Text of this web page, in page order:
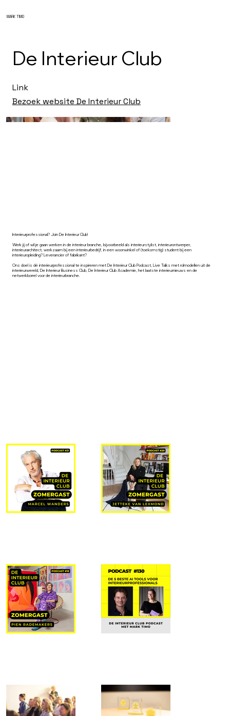
MARK TIMO
De Interieur Club
Link
Bezoek website De Interieur Club
Interieurprofessional? Join De Interieur Club!
Werk jij of wil je gaan werken in de interieur branche, bijvoorbeeld als interieurstylist, interieurontwerper,
interieurarchitect, werkzaam bij een interieurbedrijf, in een woonwinkel of (toekomstig) student bij een
interieuropleiding? Leverancier of fabrikant?
Ons doel is dé interieurprofessional te inspireren met De Interieur Club Podcast, Live Talks met rolmodellen uit de
interieurwereld, De Interieur Business Club, De Interieur Club Academie, het laatste interieurnieuws en de
netwerkborrel voor de interieurbranche.